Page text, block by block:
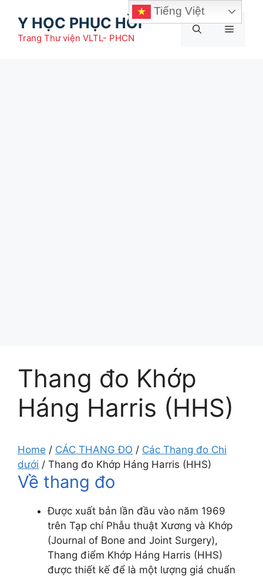
Y HỌC PHỤC HỒI
Trang Thư viện VLTL- PHCN
Menu
Thang đo Khớp
Háng Harris (HHS)
Home / CÁC THANG ĐO / Các Thang đo Chi
dưới / Thang đo Khớp Háng Harris (HHS)
Về thang đo
Được xuất bản lần đầu vào năm 1969
trên Tạp chí Phẫu thuật Xương và Khớp
(Journal of Bone and Joint Surgery),
Thang điểm Khớp Háng Harris (HHS)
được thiết kế để là một lượng giá chuẩn
Tiếng Việt